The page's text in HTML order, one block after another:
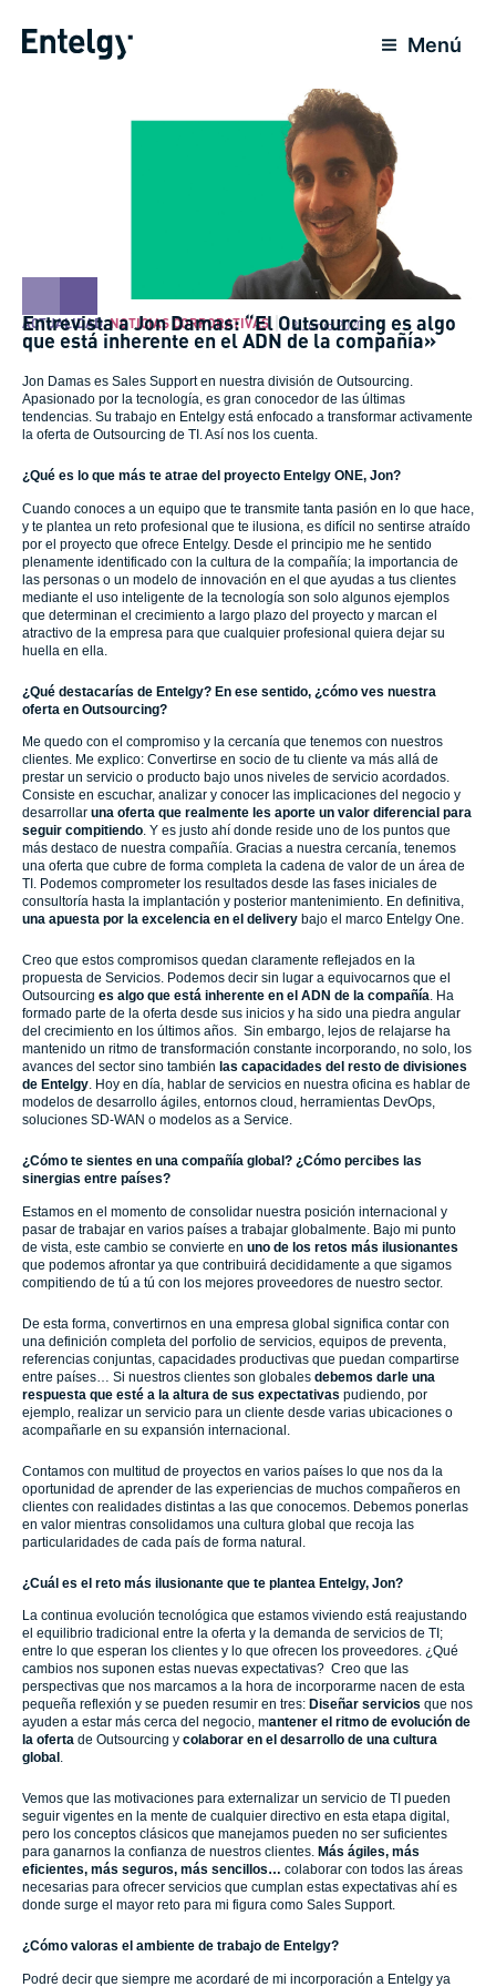
Menú
ACTUALIDAD,NOTICIAS CORPORATIVAS 18 Junio 2020
Entrevista a Jon Damas: “El Outsourcing es algo
que está inherente en el ADN de la compañía»
Jon Damas es Sales Support en nuestra división de Outsourcing.
Apasionado por la tecnología, es gran conocedor de las últimas
tendencias. Su trabajo en Entelgy está enfocado a transformar activamente
la oferta de Outsourcing de TI. Así nos los cuenta.
¿Qué es lo que más te atrae del proyecto Entelgy ONE, Jon?
Cuando conoces a un equipo que te transmite tanta pasión en lo que hace,
y te plantea un reto profesional que te ilusiona, es difícil no sentirse atraído
por el proyecto que ofrece Entelgy. Desde el principio me he sentido
plenamente identificado con la cultura de la compañía; la importancia de
las personas o un modelo de innovación en el que ayudas a tus clientes
mediante el uso inteligente de la tecnología son solo algunos ejemplos
que determinan el crecimiento a largo plazo del proyecto y marcan el
atractivo de la empresa para que cualquier profesional quiera dejar su
huella en ella.
¿Qué destacarías de Entelgy? En ese sentido, ¿cómo ves nuestra
oferta en Outsourcing?
Me quedo con el compromiso y la cercanía que tenemos con nuestros
clientes. Me explico: Convertirse en socio de tu cliente va más allá de
prestar un servicio o producto bajo unos niveles de servicio acordados.
Consiste en escuchar, analizar y conocer las implicaciones del negocio y
desarrollar una oferta que realmente les aporte un valor diferencial para
seguir compitiendo. Y es justo ahí donde reside uno de los puntos que
más destaco de nuestra compañía. Gracias a nuestra cercanía, tenemos
una oferta que cubre de forma completa la cadena de valor de un área de
TI. Podemos comprometer los resultados desde las fases iniciales de
consultoría hasta la implantación y posterior mantenimiento. En definitiva,
una apuesta por la excelencia en el delivery bajo el marco Entelgy One.
Creo que estos compromisos quedan claramente reflejados en la
propuesta de Servicios. Podemos decir sin lugar a equivocarnos que el
Outsourcing es algo que está inherente en el ADN de la compañía. Ha
formado parte de la oferta desde sus inicios y ha sido una piedra angular
del crecimiento en los últimos años. Sin embargo, lejos de relajarse ha
mantenido un ritmo de transformación constante incorporando, no solo, los
avances del sector sino también las capacidades del resto de divisiones
de Entelgy. Hoy en día, hablar de servicios en nuestra oficina es hablar de
modelos de desarrollo ágiles, entornos cloud, herramientas DevOps,
soluciones SD-WAN o modelos as a Service.
¿Cómo te sientes en una compañía global? ¿Cómo percibes las
sinergias entre países?
Estamos en el momento de consolidar nuestra posición internacional y
pasar de trabajar en varios países a trabajar globalmente. Bajo mi punto
de vista, este cambio se convierte en uno de los retos más ilusionantes
que podemos afrontar ya que contribuirá decididamente a que sigamos
compitiendo de tú a tú con los mejores proveedores de nuestro sector.
De esta forma, convertirnos en una empresa global significa contar con
una definición completa del porfolio de servicios, equipos de preventa,
referencias conjuntas, capacidades productivas que puedan compartirse
entre países… Si nuestros clientes son globales debemos darle una
respuesta que esté a la altura de sus expectativas pudiendo, por
ejemplo, realizar un servicio para un cliente desde varias ubicaciones o
acompañarle en su expansión internacional.
Contamos con multitud de proyectos en varios países lo que nos da la
oportunidad de aprender de las experiencias de muchos compañeros en
clientes con realidades distintas a las que conocemos. Debemos ponerlas
en valor mientras consolidamos una cultura global que recoja las
particularidades de cada país de forma natural.
¿Cuál es el reto más ilusionante que te plantea Entelgy, Jon?
La continua evolución tecnológica que estamos viviendo está reajustando
el equilibrio tradicional entre la oferta y la demanda de servicios de TI;
entre lo que esperan los clientes y lo que ofrecen los proveedores. ¿Qué
cambios nos suponen estas nuevas expectativas? Creo que las
perspectivas que nos marcamos a la hora de incorporarme nacen de esta
pequeña reflexión y se pueden resumir en tres: Diseñar servicios que nos
ayuden a estar más cerca del negocio, mantener el ritmo de evolución de
la oferta de Outsourcing y colaborar en el desarrollo de una cultura
global .
Vemos que las motivaciones para externalizar un servicio de TI pueden
seguir vigentes en la mente de cualquier directivo en esta etapa digital,
pero los conceptos clásicos que manejamos pueden no ser suficientes
para ganarnos la confianza de nuestros clientes. Más ágiles, más
eficientes, más seguros, más sencillos… colaborar con todos las áreas
necesarias para ofrecer servicios que cumplan estas expectativas ahí es
donde surge el mayor reto para mi figura como Sales Support.
¿Cómo valoras el ambiente de trabajo de Entelgy?
Podré decir que siempre me acordaré de mi incorporación a Entelgy ya